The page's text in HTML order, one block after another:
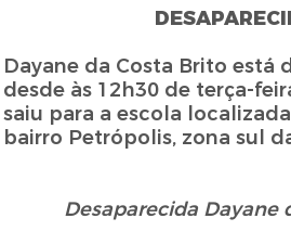
Dayane da Costa Brito está
desde às 12h30 de terça-
saiu para a escola
bairro Petrópolis, zona sul
Desaparecida Dayane